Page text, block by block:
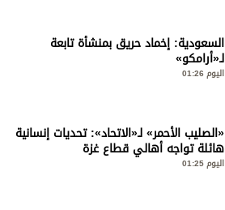
السعودية: إخماد حريق بمنشأة تابعة
لـ«أرامكو»
اليوم 01:26
«الصليب الأحمر» لـ«الاتحاد»: تحديات إنسانية
هائلة تواجه أهالي قطاع غزة
اليوم 01:25